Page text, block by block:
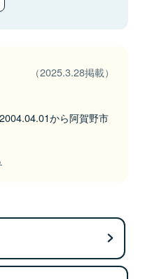
（2025.3.28掲載）
から阿賀野市